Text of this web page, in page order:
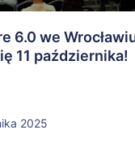
6.0 we
11 października!
2025